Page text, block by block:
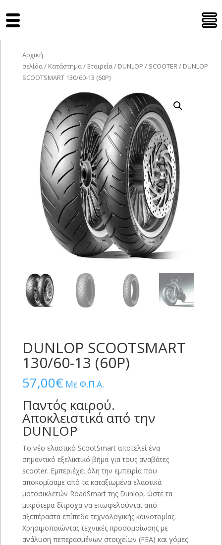
Αρχική
σελίδα/ Κατάστημα/ Εταιρεία/ DUNLOP / SCOOTER/ DUNLOP
SCOOTSMART 130/60-13 (60P)
DUNLOP SCOOTSMART
130/60-13 (60P)
57,00€ Με Φ.Π.Α.
Παντός καιρού.
Αποκλειστικά από την
DUNLOP
Το νέο ελαστικό ScootSmart αποτελεί ένα
σημαντικό εξελικτικό βήμα για τους αναβάτες
scooter. Εμπεριέχει όλη την εμπειρία που
αποκομίσαμε από τα καταξιωμένα ελαστικά
μοτοσικλετών RoadSmart της Dunlop, ώστε τα
μικρότερα δίτροχα να επωφελούνται από
αξεπέραστα επίπεδα τεχνολογικής καινοτομίας.
Χρησιμοποιώντας τεχνικές προσομοίωσης με
ανάλυση πεπερασμένων στοιχείων (FEA) και γόμες